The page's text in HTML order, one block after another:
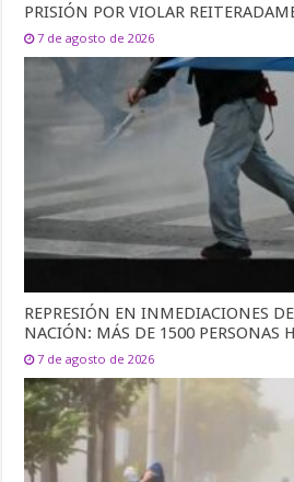
PRISIÓN POR VIOLAR
7 de agosto de 2026
REPRESIÓN EN INMEDIACIONES
NACIÓN: MÁS DE 1500 PERSONAS
7 de agosto de 2026